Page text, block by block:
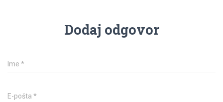
Dodaj odgovor
Ime *
E-pošta *